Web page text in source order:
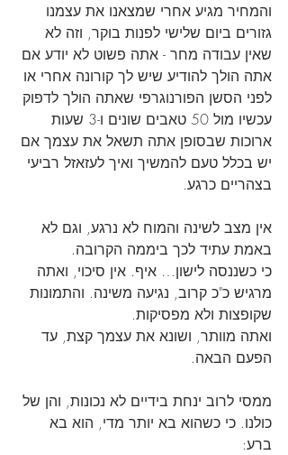
והמחיר מגיע אחרי שמצאנו את עצמנו
גזורים ביום שלישי לפנות בוקר, וזה לא
שאין עבודה מחר - אתה פשוט לא יודע אם
אתה הולך להודיע שיש לך קורונה אחרי או
לפני הסשן הפורנוגרפי שאתה הולך לדפוק
עכשיו מול 50 טאבים שונים ו-3 שעות
ארוכות שבסופן אתה תשאל את עצמך אם
יש בכלל טעם להמשיך ואיך לעזאזל רביעי
בצהריים כרגע.
אין מצב לשינה והמוח לא נרגע, וגם לא
באמת עתיד לכך ביממה הקרובה.
כי כשננסה לישון… איף. אין סיכוי, ואתה
מרגיש כ"כ קרוב, נגיעה משינה. והתמונות
שקופצות ולא מפסיקות.
ואתה מוותר, ושונא את עצמך קצת, עד
הפעם הבאה.
ממסי לרוב ינחת בידיים לא נכונות, והן של
כולנו. כי כשהוא בא יותר מדי, הוא בא
ברע: